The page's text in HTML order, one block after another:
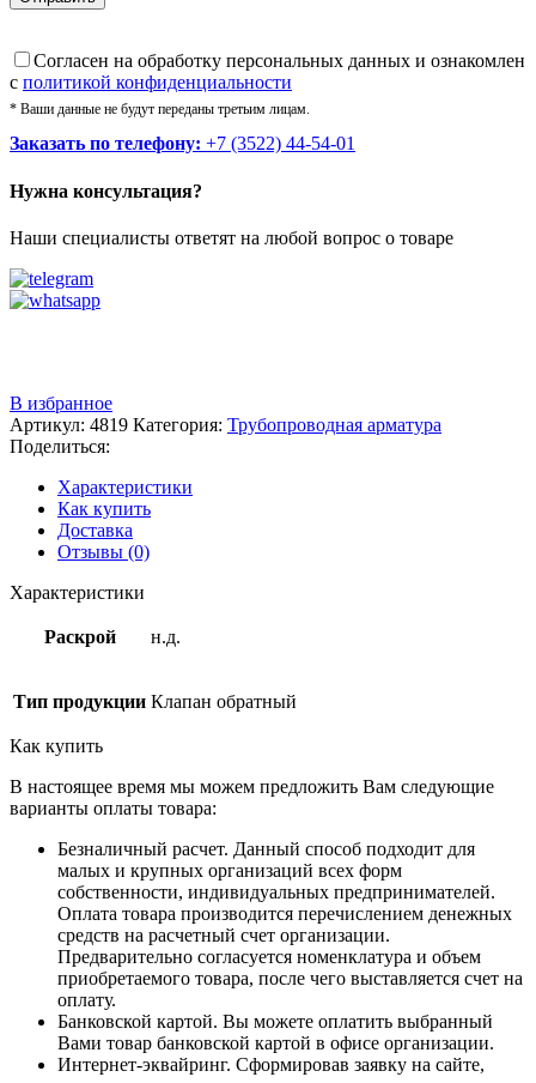
Cогласен на обработку персональных данных и ознакомлен
с политикой конфиденциальности
* Ваши данные не будут переданы третьим лицам.
Заказать по телефону: +7 (3522) 44-54-01
Нужна консультация?
Наши специалисты ответят на любой вопрос о товаре
В избранное
Артикул: 4819 Категория: Трубопроводная арматура
Поделиться:
Характеристики
Как купить
Доставка
Отзывы (0)
Характеристики
Раскрой н.д.
Тип продукции Клапан обратный
Как купить
В настоящее время мы можем предложить Вам следующие
варианты оплаты товара:
Безналичный расчет. Данный способ подходит для
малых и крупных организаций всех форм
собственности, индивидуальных предпринимателей.
Оплата товара производится перечислением денежных
средств на расчетный счет организации.
Предварительно согласуется номенклатура и объем
приобретаемого товара, после чего выставляется счет на
оплату.
Банковской картой. Вы можете оплатить выбранный
Вами товар банковской картой в офисе организации.
Интернет-эквайринг. Сформировав заявку на сайте,